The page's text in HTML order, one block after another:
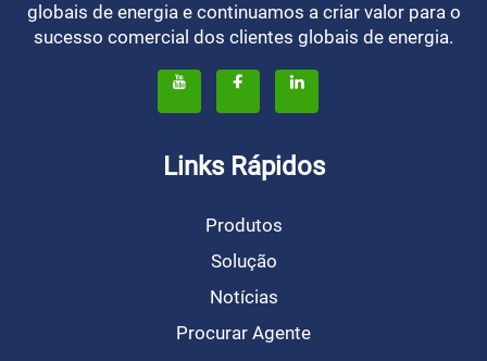
globais de energia e continuamos a criar valor para o
sucesso comercial dos clientes globais de energia.
Links Rápidos
Produtos
Solução
Notícias
Procurar Agente